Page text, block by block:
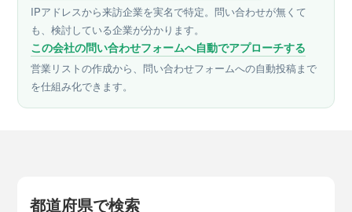
IPアドレスから来訪企業を実名で特定。問い合わせが無くて
も、検討している企業が分かります。
この会社の問い合わせフォームへ自動でアプローチする
営業リストの作成から、問い合わせフォームへの自動投稿まで
を仕組み化できます。
都道府県で検索